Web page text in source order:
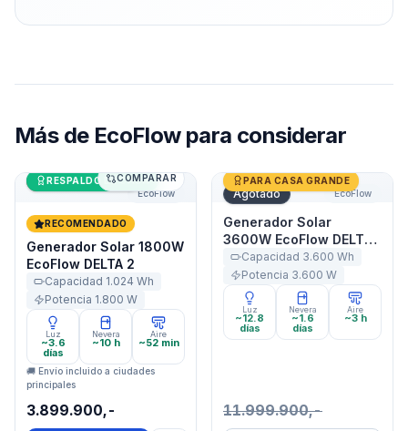
Más de EcoFlowpara considerar
Generador Solar 1800W EcoFlow DELTA 2
EcoFlow
Últimas unidades
RESPALDO DE CASA
COMPARAR
RECOMENDADO
Generador Solar 1800W
EcoFlow DELTA 2
Capacidad 1.024 Wh
Potencia 1.800 W
Luz
~3.6
días
Nevera
~10 h
Aire
~52 min
🚚 Envío incluido a ciudades
principales
3.899.900,-
Generador Solar 3600W
Agotado EcoFlow
PARA CASA GRANDE
Generador Solar
3600W EcoFlow DELTA
ProCapacidad 3.600 Wh
Potencia 3.600 W
Luz
~12.8
días
Nevera
~1.6
días
Aire
~3 h
11.999.900,-